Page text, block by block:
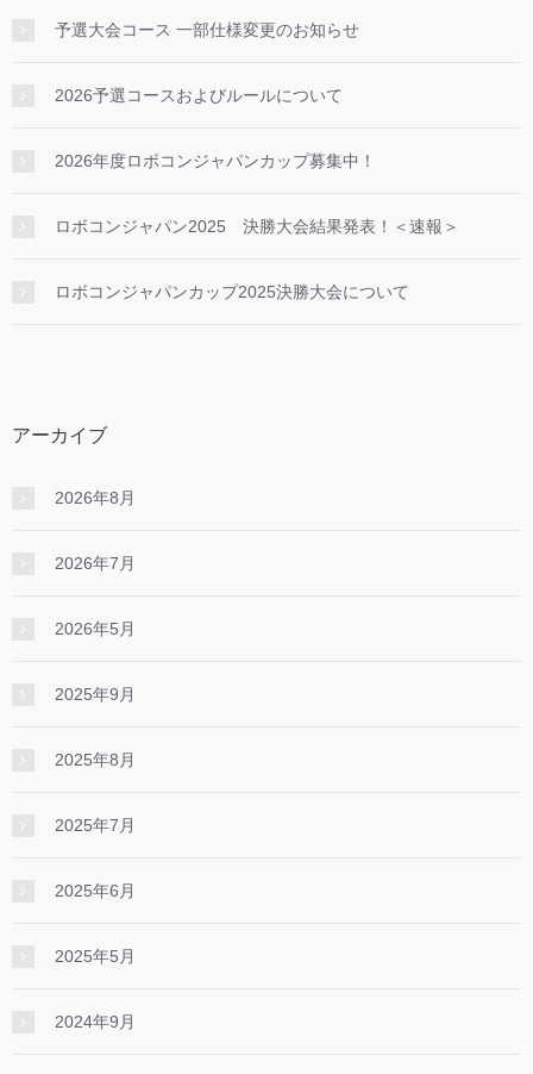
予選大会コース 一部仕様変更のお知らせ
2026予選コースおよびルールについて
2026年度ロボコンジャパンカップ募集中！
ロボコンジャパン2025 決勝大会結果発表！＜速報＞
ロボコンジャパンカップ2025決勝大会について
アーカイブ
2026年8月
2026年7月
2026年5月
2025年9月
2025年8月
2025年7月
2025年6月
2025年5月
2024年9月